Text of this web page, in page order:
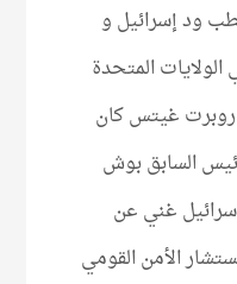
ود إسرائيل و
المتحدة
روبرت غيتس كان
السابق بوش
غني عن
الأمن القومي